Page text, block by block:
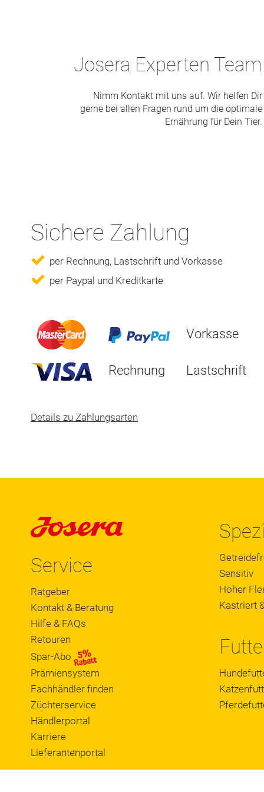
Josera Experten Team
Nimm Kontakt mit uns auf. Wir helfen Dir
gerne bei allen Fragen rund um die optimale
Ernährung für Dein Tier.
Sichere Zahlung
per Rechnung, Lastschrift und Vorkasse
per Paypal und Kreditkarte
Vorkasse
Rechnung Lastschrift
Details zu Zahlungsarten
Service
Ratgeber
Kontakt & Beratung
Hilfe & FAQs
Retouren
Spar-Abo
Prämiensystem
Fachhändler finden
Züchterservice
Händlerportal
Karriere
Lieferantenportal
Sensitiv
Hoher
Kastriert